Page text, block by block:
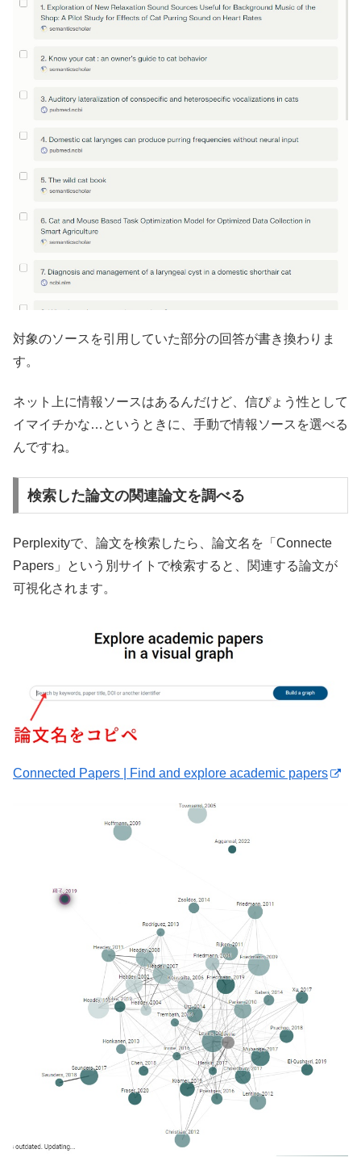
対象のソースを引用していた部分の回答が書き換わりま
す。
ネット上に情報ソースはあるんだけど、信ぴょう性として
イマイチかな…というときに、手動で情報ソースを選べる
んですね。
検索した論文の関連論文を調べる
Perplexityで、論文を検索したら、論文名を「Connecte
Papers」という別サイトで検索すると、関連する論文が
可視化されます。
Connected Papers | Find and explore academic papers